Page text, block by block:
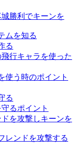
勝利でキーンを
ムを知る
る
行キャラを使った
使う時のポイント
る
るポイント
を攻撃しキーンを
レンドを攻撃する